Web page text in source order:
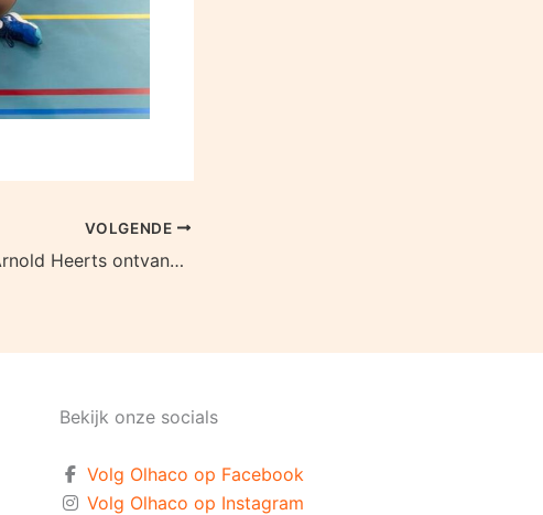
VOLGENDE
Voorzitter Arnold Heerts ontvangt koninklijke onderscheiding!
Bekijk onze socials
Volg Olhaco op Facebook
Volg Olhaco op Instagram